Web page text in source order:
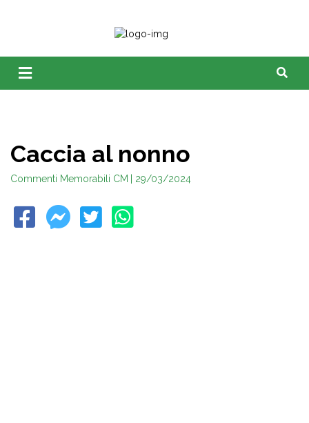
Caccia al nonno
Commenti Memorabili CM | 29/03/2024